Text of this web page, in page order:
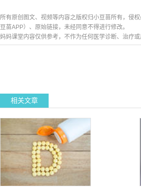
所有原创图文、视频等内容之版权归小豆苗所有，侵
豆苗APP）、原始链接，未经同意不得进行修改。
妈妈课堂内容仅供参考，不作为任何医学诊断、治疗
相关文章